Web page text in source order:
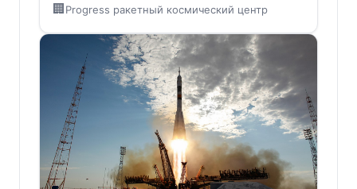
🏢 Progress ракетный космический центр